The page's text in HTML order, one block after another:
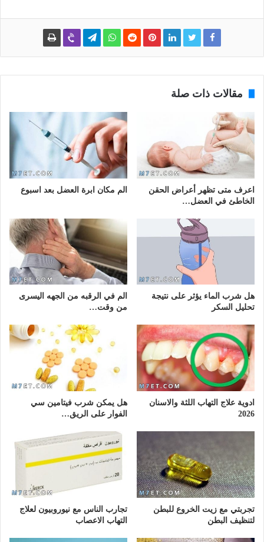
مقالات ذات صلة
اعرف متى تظهر أعراض الحقن
الخاطئ في العضل…
الم مكان ابرة العضل بعد اسبوع
هل شرب الماء يؤثر على نتيجة
تحليل السكر
الم في الرقبه من الجهه اليسرى
من وقت…
ادوية علاج التهاب اللثة والاسنان
2026
هل يمكن شرب فيتامين سي
الفوار على الريق…
تجربتي مع زيت الخروع للبطن
لتنظيف البطن
تجارب الناس مع نيوروبيون لعلاج
التهاب الاعصاب